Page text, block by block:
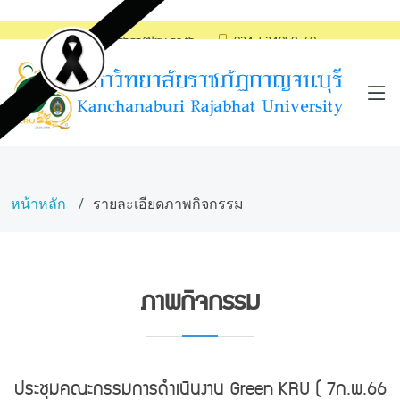
saraban@kru.ac.th 034-534059-60
หน้าหลัก รายละเอียดภาพกิจกรรม
ภาพกิจกรรม
ประชุมคณะกรรมการดำเนินงาน Green KRU ( 7ก.พ.66